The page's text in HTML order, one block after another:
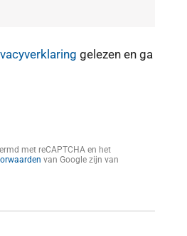
gelezen en ga
met reCAPTCHA en het
van Google zijn van